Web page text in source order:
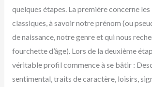
quelques étapes. La première concerne
classiques, à savoir notre prénom (ou
de naissance, notre genre et qui nous
fourchette d’âge). Lors de la deuxième
véritable profil commence à se bâtir :
sentimental, traits de caractère, loisirs,